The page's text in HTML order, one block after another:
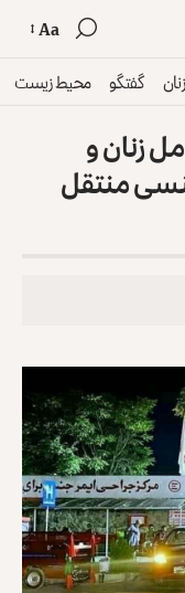
Aa
زنان گفتگو محیط زیست
شامل زنان و
منتقل